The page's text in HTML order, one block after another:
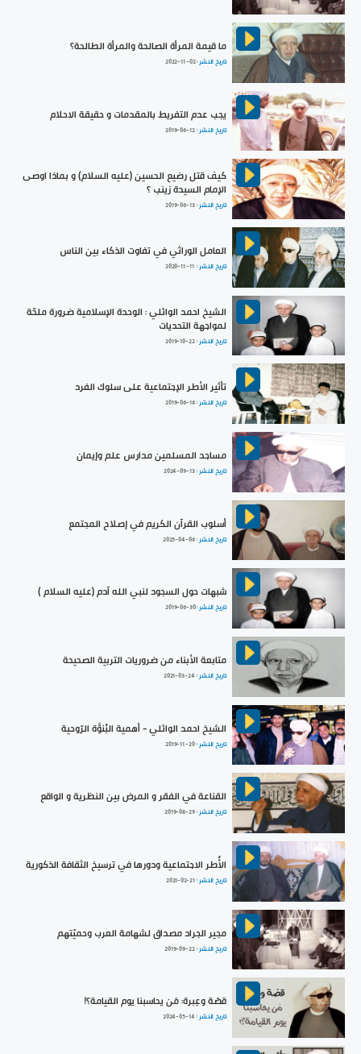
ما قيمة المرأة الصالحة والمرأة الطالحة؟
تاريخ النشر :2022-11-02
يجب عدم التفريط بالمقدمات و حقيقة الاحلام
تاريخ النشر :2019-06-12
كيف قتل رضيع الحسين (عليه السلام) و بماذا اوصى
الإمام السيدة زينب ؟
تاريخ النشر :2019-06-13
العامل الوراثي في تفاوت الذكاء بين الناس
تاريخ النشر : 2020-11-11
الشيخ احمد الوائلي : الوحدة الإسلامية ضرورة ملحّة
لمواجهة التحديات
تاريخ النشر :2019-10-22
تأثير الأطر الإجتماعية على سلوك الفرد
تاريخ النشر :2019-06-16
مساجد المسلمين مدارس علم وإيمان
تاريخ النشر :2024-09-13
أسلوب القرآن الكريم في إصلاح المجتمع
تاريخ النشر :2025-04-06
شبهات حول السجود لنبي الله آدم (عليه السلام )
تاريخ النشر :2019-06-30
متابعة الأبناء من ضروريات التربية الصحيحة
تاريخ النشر : 2021-03-24
الشيخ احمد الوائلي - أهمية البُنوَّة الرّوحية
تاريخ النشر :2019-11-20
القناعة في الفقر و المرض بين النظرية و الواقع
تاريخ النشر :2019-08-29
الأُطر الاجتماعية ودورها في ترسيخ الثقافة الذكورية
تاريخ النشر :2021-02-21
مجير الجراد مصداق لشهامة العرب وحميّتهم
تاريخ النشر :2019-09-22
قصّة وعِبرة: مَن يحاسبنا يوم القيامة؟!
تاريخ النشر : 2024-05-14